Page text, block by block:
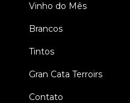
Vinho do Mês
Brancos
Tintos
Gran Cata Terroirs
Contato